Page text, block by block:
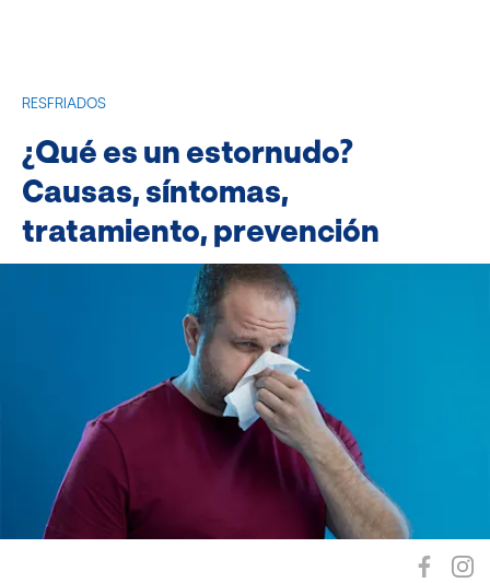
RESFRIADOS
¿Qué es un estornudo?
Causas, síntomas,
tratamiento, prevención